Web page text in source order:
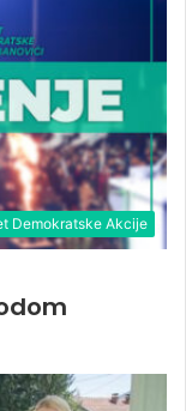
Demokratske Akcije